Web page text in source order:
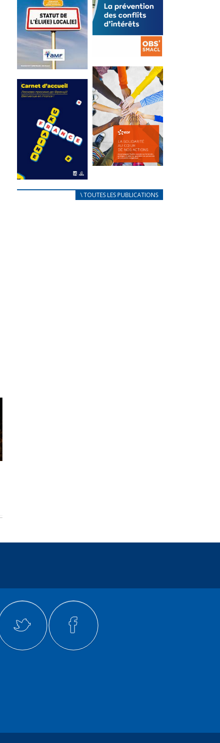
Statut de
l’élu local
Mise à jour avril
2024
FEUILLETER
La
prévention
des conflits
d’intérêts
18 septembre 2023
FEUILLETER
au coeur de
nos actions
\ TOUTES LES PUBLICATIONS